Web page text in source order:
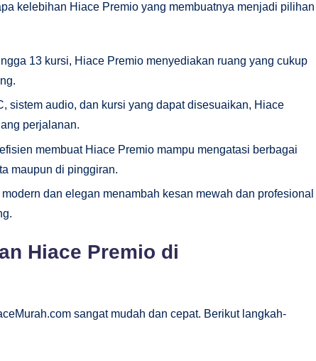
kelebihan Hiace Premio yang membuatnya menjadi pilihan
13 kursi, Hiace Premio menyediakan ruang yang cukup
sistem audio, dan kursi yang dapat disesuaikan, Hiace
perjalanan.
membuat Hiace Premio mampu mengatasi berbagai
maupun di pinggiran.
dan elegan menambah kesan mewah dan profesional
Hiace Premio di
sangat mudah dan cepat. Berikut langkah-